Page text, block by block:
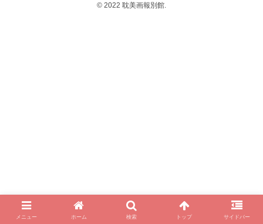
© 2022 耽美画報別館.
メニュー ホーム 検索 トップ サイドバー